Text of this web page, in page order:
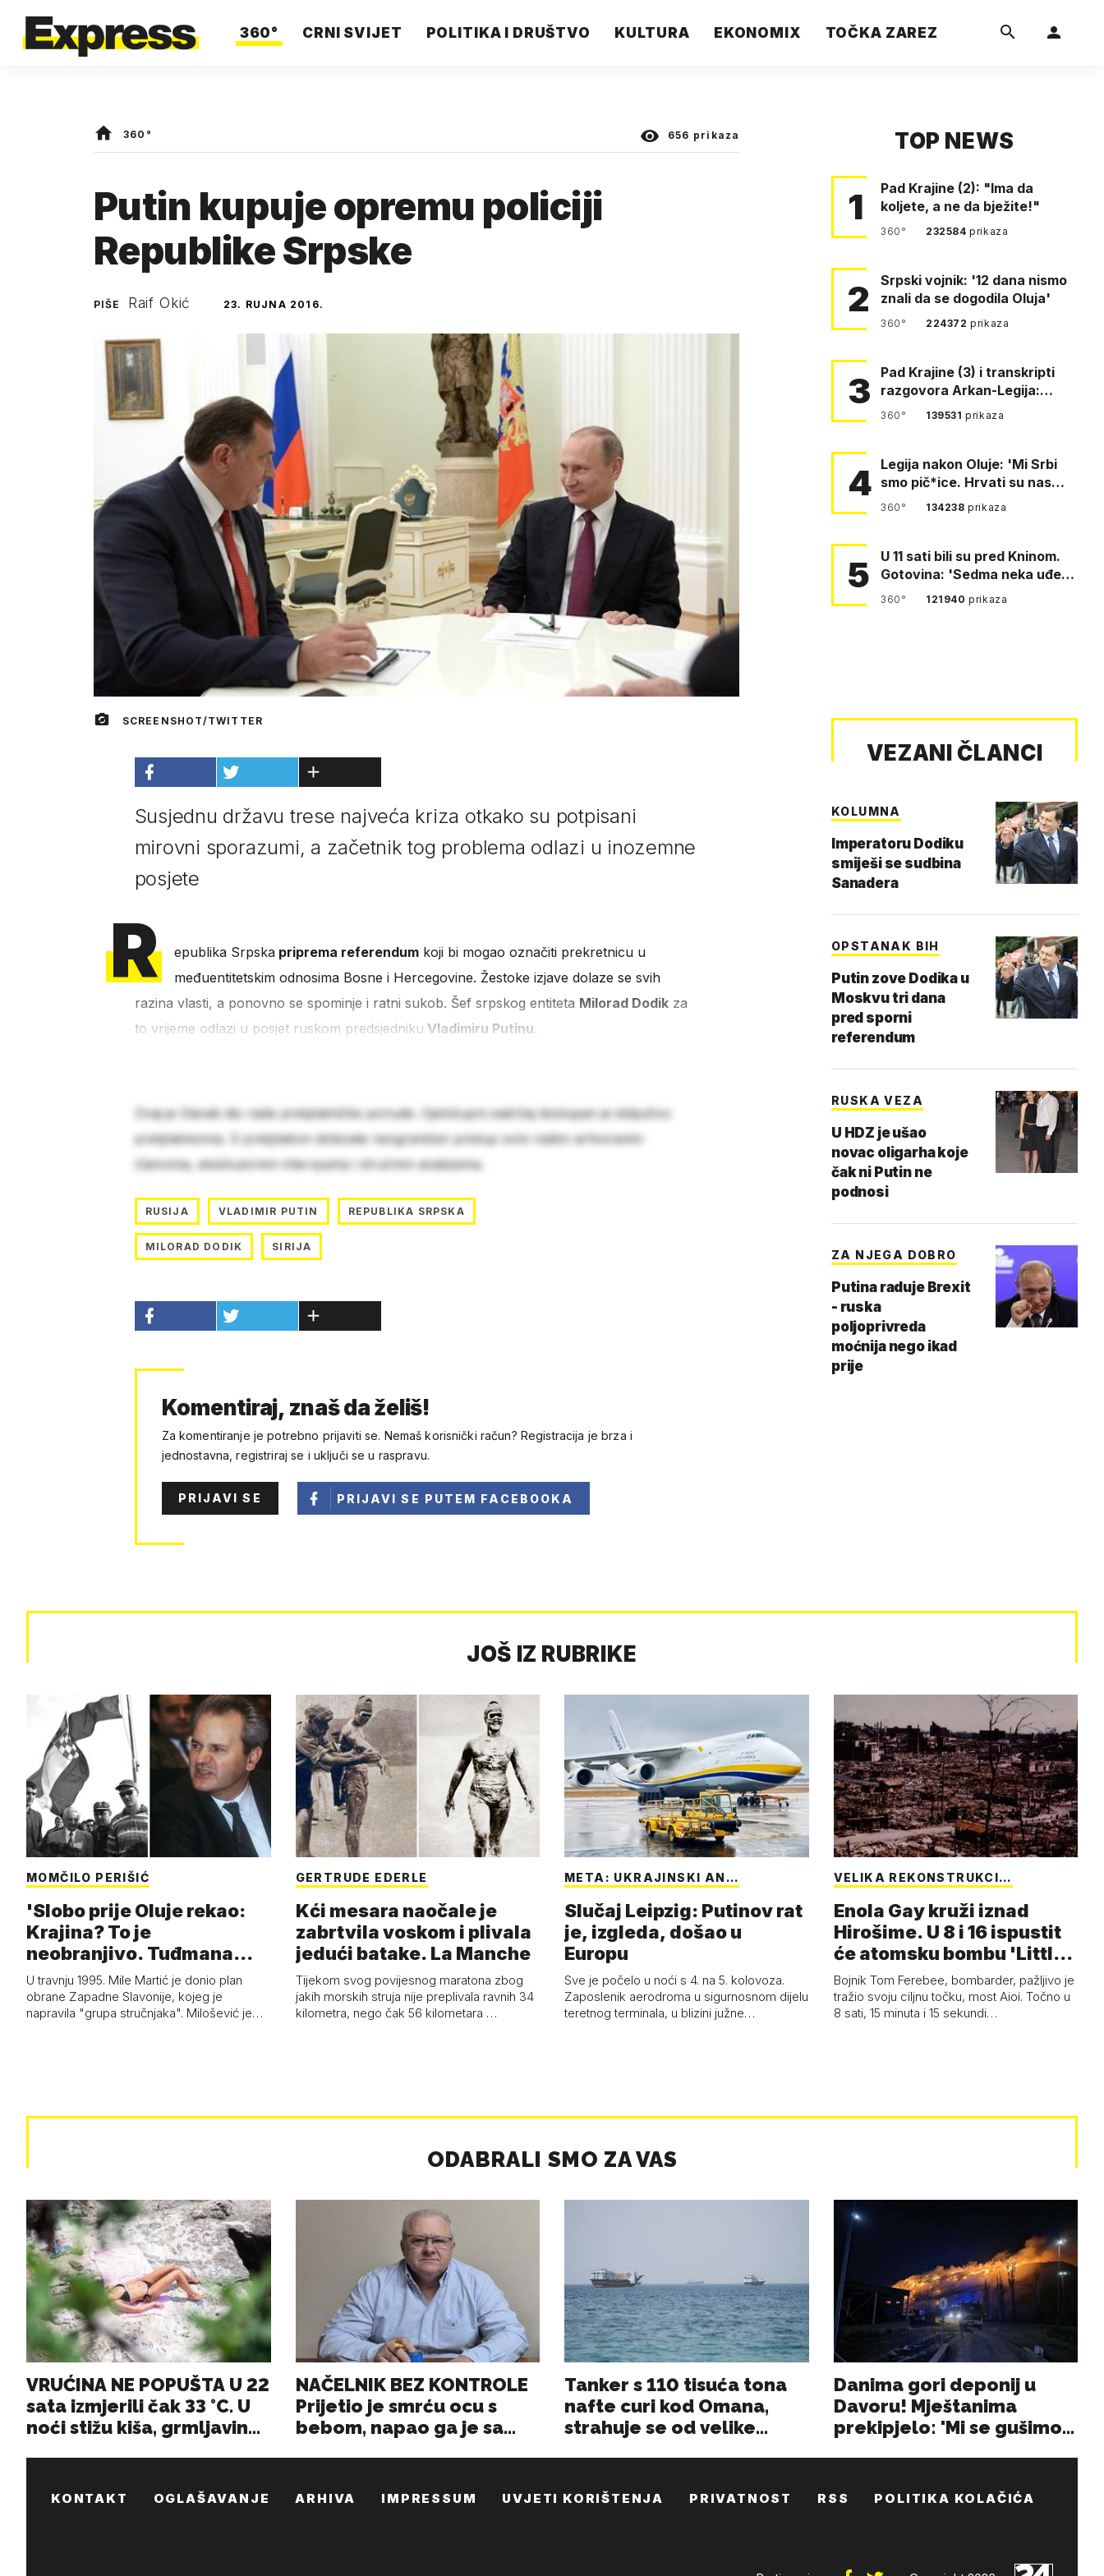
360° CRNI SVIJET POLITIKA I DRUŠTVO KULTURA EKONOMIX TOČKA ZAREZ
360° 656 prikaza
Putin kupuje opremu policiji
Republike Srpske
PIŠE Raif Okić 23. RUJNA 2016.
SCREENSHOT/TWITTER
Susjednu državu trese najveća kriza otkako su potpisani
mirovni sporazumi, a začetnik tog problema odlazi u inozemne
posjete
R epublika Srpskapriprema referendumkoji bi mogao označiti prekretnicu u
međuentitetskim odnosima Bosne i Hercegovine. Žestoke izjave dolaze se svih
razina vlasti, a ponovno se spominje i ratni sukob. Šef srpskog entiteta Milorad Dodikza
to vrijeme odlazi u posjet ruskom predsjedniku Vladimiru Putinu.
Ovaj je članak dio naše pretplatničke ponude. Cjelokupni sadržaj dostupan je isključivo
pretplatnicima. S pretplatom dobivate neograničen pristup svim našim arhiviranim
člancima, ekskluzivnim intervjuima i stručnim analizama.
RUSIJA VLADIMIR PUTIN REPUBLIKA SRPSKA
MILORAD DODIK SIRIJA
Komentiraj, znaš da želiš!
Za komentiranje je potrebno prijaviti se. Nemaš korisnički račun? Registracija je brza i
jednostavna, registriraj se i uključi se u raspravu.
PRIJAVI SE PRIJAVI SE PUTEM FACEBOOKA
TOP NEWS
1
Pad Krajine (2): "Ima da
koljete, a ne da bježite!"
360° 232584prikaza
2
Srpski vojnik: '12 dana nismo
znali da se dogodila Oluja'
360° 224372prikaza
3
Pad Krajine (3) i transkripti
razgovora Arkan-Legija:
'Čujem, prelazite ustašam…
360° 139531prikaza
4 Legija nakon Oluje: 'Mi Srbi
smo pič*ice. Hrvati su nas
pomeli!'
360° 134238prikaza
5
U 11 sati bili su pred Kninom.
Gotovina: 'Sedma neka uđe,
4. gardijska neka g…
360° 121940prikaza
VEZANI ČLANCI
KOLUMNA
Imperatoru Dodiku
smiješi se sudbina
Sanadera
OPSTANAK BIH
Putin zove Dodika u
Moskvu tri dana
pred sporni
referendum
RUSKA VEZA
U HDZ je ušao
novac oligarha koje
čak ni Putin ne
podnosi
ZA NJEGA DOBRO
Putina raduje Brexit
- ruska
poljoprivreda
moćnija nego ikad
prije
JOŠ IZ RUBRIKE
MOMČILO PERIŠIĆ
'Slobo prije Oluje rekao:
Krajina? To je
neobranjivo. Tuđmana
zvao Krivousti'
U travnju 1995. Mile Martić je donio plan
obrane Zapadne Slavonije, kojeg je
napravila "grupa stručnjaka". Milošević je…
GERTRUDE EDERLE
Kći mesara naočale je
zabrtvila voskom i plivala
jedući batake. La Manche
Tijekom svog povijesnog maratona zbog
jakih morskih struja nije preplivala ravnih 34
kilometra, nego čak 56 kilometara …
META: UKRAJINSKI AN…
Slučaj Leipzig: Putinov rat
je, izgleda, došao u
Europu
Sve je počelo u noći s 4. na 5. kolovoza.
Zaposlenik aerodroma u sigurnosnom dijelu
teretnog terminala, u blizini južne…
VELIKA REKONSTRUKCI…
Enola Gay kruži iznad
Hirošime. U 8 i 16 ispustit
će atomsku bombu 'Little
Boy'
Bojnik Tom Ferebee, bombarder, pažljivo je
tražio svoju ciljnu točku, most Aioi. Točno u
8 sati, 15 minuta i 15 sekundi…
KONTAKT OGLAŠAVANJE ARHIVA IMPRESSUM UVJETI KORIŠTENJA PRIVATNOST RSS POLITIKA KOLAČIĆA